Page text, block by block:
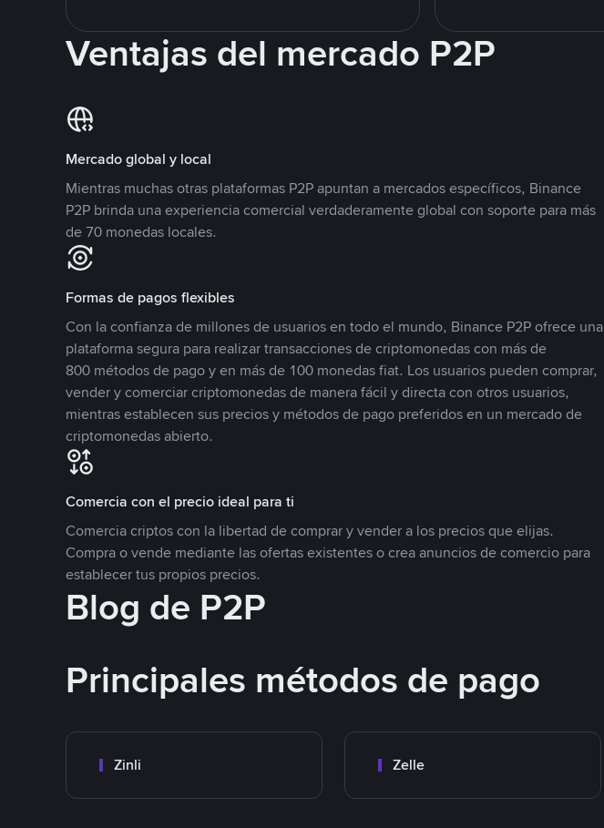
Ventajas del mercado P2P
Mercado global y local
Mientras muchas otras plataformas P2P apuntan a mercados específicos, Binance
P2P brinda una experiencia comercial verdaderamente global con soporte para más
de 70 monedas locales.
Formas de pagos flexibles
Con la confianza de millones de usuarios en todo el mundo, Binance P2P ofrece una
plataforma segura para realizar transacciones de criptomonedas con más de
800 métodos de pago y en más de 100 monedas fiat. Los usuarios pueden comprar,
vender y comerciar criptomonedas de manera fácil y directa con otros usuarios,
mientras establecen sus precios y métodos de pago preferidos en un mercado de
criptomonedas abierto.
Comercia con el precio ideal para ti
Comercia criptos con la libertad de comprar y vender a los precios que elijas.
Compra o vende mediante las ofertas existentes o crea anuncios de comercio para
establecer tus propios precios.
Blog de P2P
Principales métodos de pago
Zinli Zelle